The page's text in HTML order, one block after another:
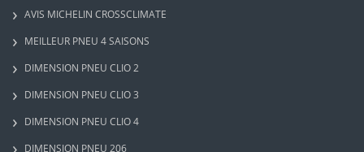
AVIS MICHELIN CROSSCLIMATE
MEILLEUR PNEU 4 SAISONS
DIMENSION PNEU CLIO 2
DIMENSION PNEU CLIO 3
DIMENSION PNEU CLIO 4
DIMENSION PNEU 206